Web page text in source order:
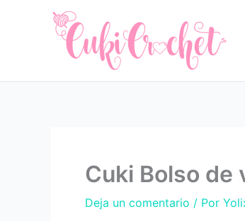
Cuki Bolso de
Deja un comentario / Por